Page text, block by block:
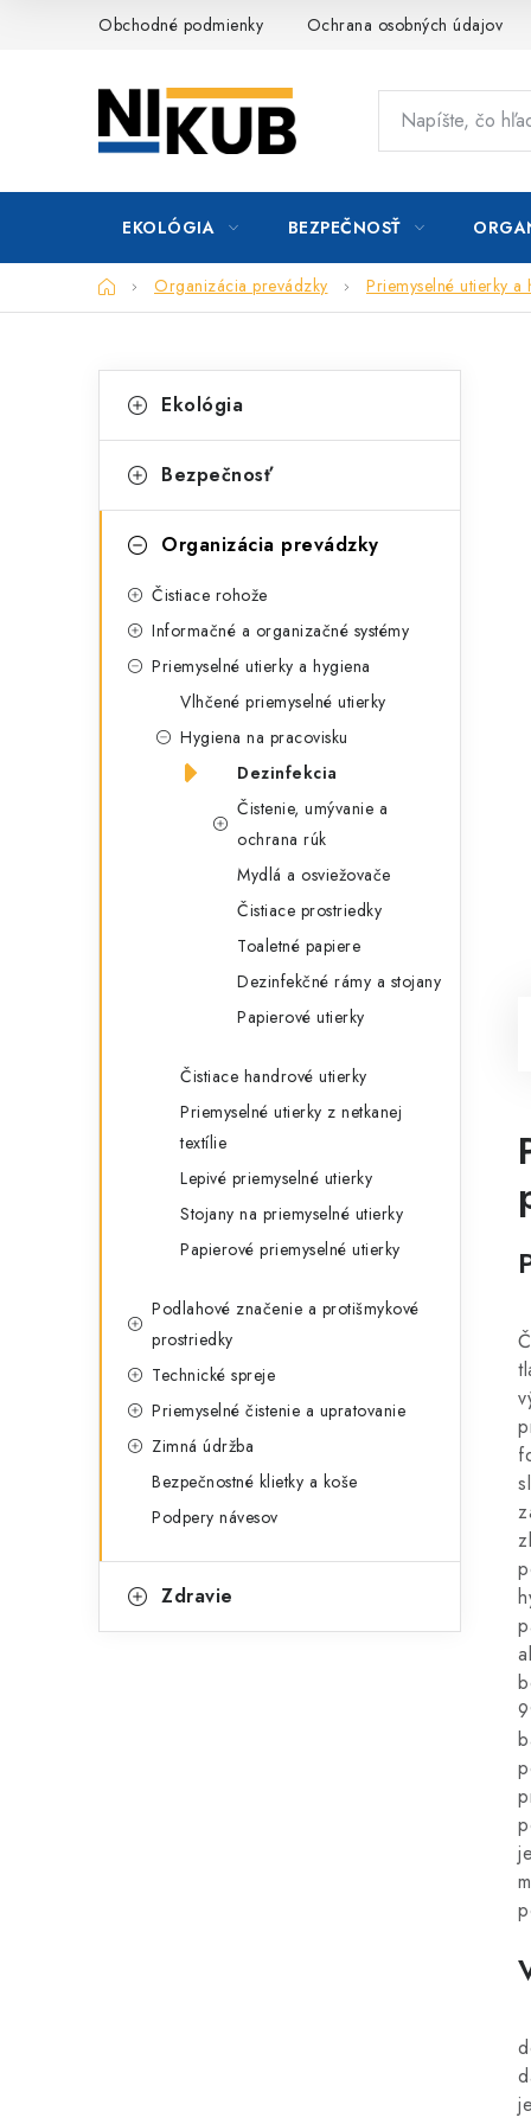
Obchodné podmienky Ochrana osobných údajov
EKOLÓGIA BEZPEČNOSŤ
DomovOrganizácia prevádzky Priemyselné utierky a
o
n
kategórie
a
e
Ekológia
Bezpečnosť
Organizácia prevádzky
Čistiace rohože
Informačné a organizačné systémy
Priemyselné utierky a hygiena
Vlhčené priemyselné utierky
Hygiena na pracovisku
Dezinfekcia
Čistenie, umývanie a
ochrana rúk
Mydlá a osviežovače
Čistiace prostriedky
Toaletné papiere
Dezinfekčné rámy a stojany
Papierové utierky
Čistiace handrové utierky
Priemyselné utierky z netkanej
textílie
Lepivé priemyselné utierky
Stojany na priemyselné utierky
Papierové priemyselné utierky
Podlahové značenie a protišmykové
prostriedky
Technické spreje
Priemyselné čistenie a upratovanie
Zimná údržba
Bezpečnostné klietky a koše
Podpery návesov
Zdravie